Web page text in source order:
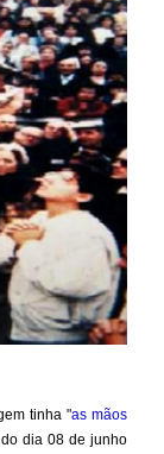
tinha "as mãos
dia 08 de junho